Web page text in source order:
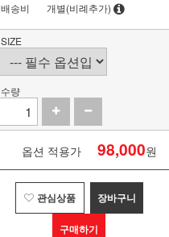
배송비
개별(비례추가)
SIZE
수량
옵션 적용가 98,000원
관심상품 장바구니
구매하기